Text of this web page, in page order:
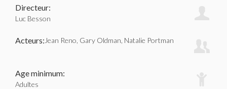
Directeur:
Luc Besson
Acteurs: Jean Reno, Gary Oldman, Natalie Portman
Age minimum:
Adultes